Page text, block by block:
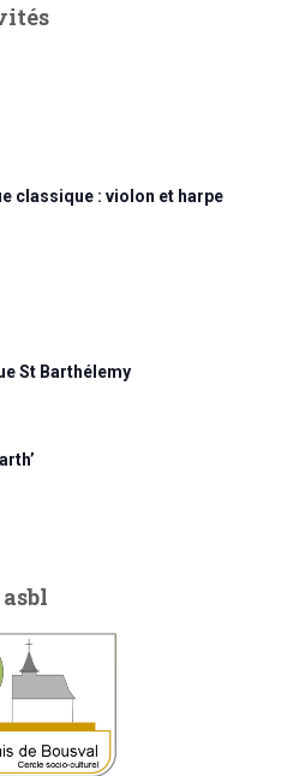
classique : violon et harpe
St Barthélemy